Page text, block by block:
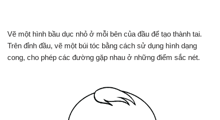
Vẽ một hình bầu dục nhỏ ở mỗi bên của đầu để tạo thành tai.
Trên đỉnh đầu, vẽ một búi tóc bằng cách sử dụng hình dạng
cong, cho phép các đường gặp nhau ở những điểm sắc nét.